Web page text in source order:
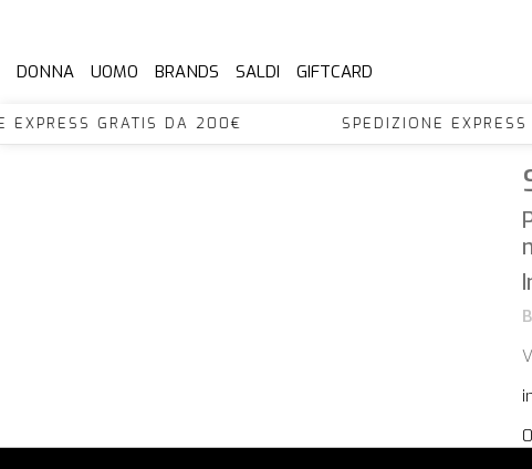
DONNA UOMO BRANDS SALDI GIFTCARD
EXPRESS GRATIS DA 200€ SPEDIZIONE